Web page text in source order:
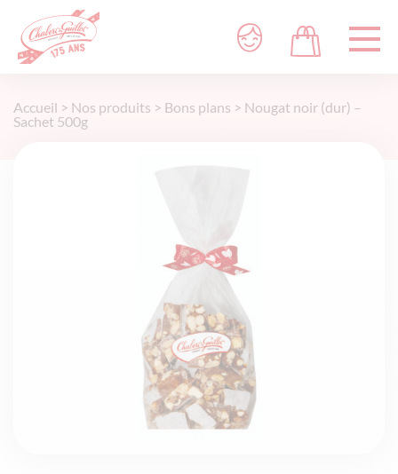
Accueil > Nos produits > Bons plans > Nougat noir (dur) –
Sachet 500g